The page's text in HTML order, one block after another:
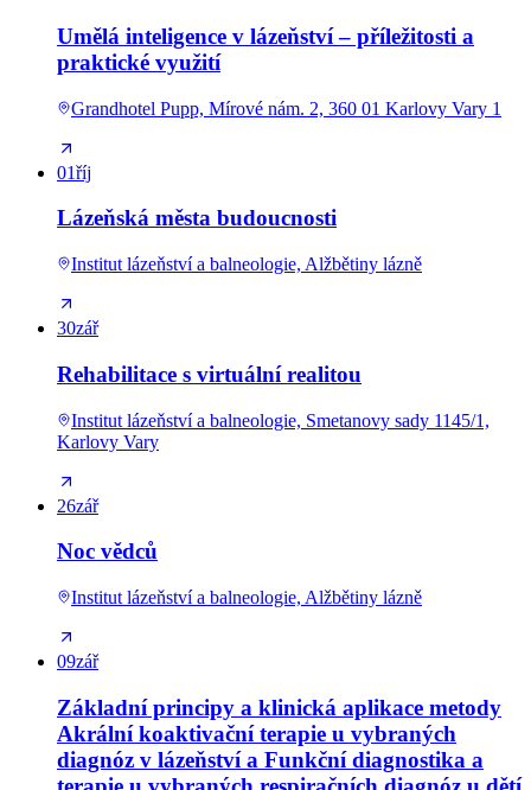
Umělá inteligence v lázeňství – příležitosti a
praktické využití
Grandhotel Pupp, Mírové nám. 2, 360 01 Karlovy Vary 1
01říj
Lázeňská města budoucnosti
Institut lázeňství a balneologie, Alžbětiny lázně
30zář
Rehabilitace s virtuální realitou
Institut lázeňství a balneologie, Smetanovy sady 1145/1,
Karlovy Vary
26zář
Noc vědců
Institut lázeňství a balneologie, Alžbětiny lázně
09zář
Základní principy a klinická aplikace metody
Akrální koaktivační terapie u vybraných
diagnóz v lázeňství a Funkční diagnostika a